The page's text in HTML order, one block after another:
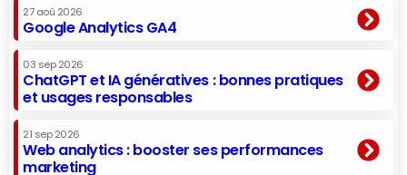
27 aoû 2026
Google Analytics GA4
03 sep 2026
ChatGPT et IA génératives : bonnes pratiques
et usages responsables
21 sep 2026
Web analytics : booster ses performances
marketing